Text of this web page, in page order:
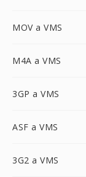
MOV a VMS
M4A a VMS
3GP a VMS
ASF a VMS
3G2 a VMS